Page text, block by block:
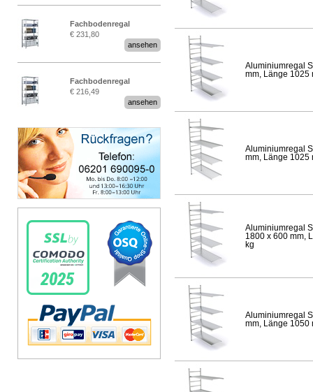
Fachbodenregal
Stecksystem MultiPlus
€ 231,80
ansehen
Fachbodenregal
Stecksystem MultiPlus
€ 216,49
ansehen
Aluminiumregal
mm, Länge 1025
Aluminiumregal
mm, Länge 1025
Aluminiumregal
1800 x 600 mm,
kg
Aluminiumregal
mm, Länge 1050